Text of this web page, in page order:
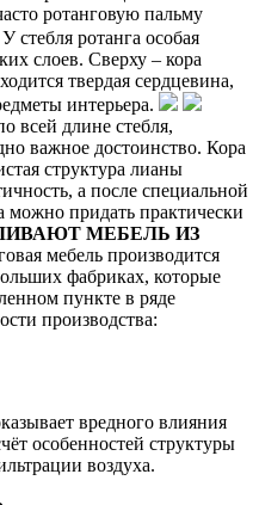
ротанговую пальму
У стебля ротанга особая
слоев. Сверху – кора
твердая сердцевина,
интерьера.
всей длине стебля,
важное достоинство. Кора
структура лианы
а после специальной
можно придать практически
МЕБЕЛЬ ИЗ
мебель производится
фабриках, которые
пункте в ряде
производства:
вредного влияния
особенностей структуры
воздуха.